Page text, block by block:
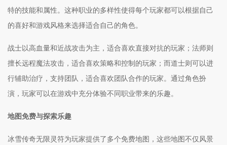
特的技能和属性。这种职业的多样性使得每个玩家都可以根据自己
的喜好和游戏风格来选择适合自己的角色。
战士以高血量和近战攻击为主，适合喜欢直接对抗的玩家；法师则
擅长远程魔法攻击，适合喜欢策略和控制的玩家；而道士则可以进
行辅助治疗，支持团队，适合喜欢团队合作的玩家。通过角色扮
演，玩家可以在游戏中充分体验不同职业带来的乐趣。
地图免费与探索乐趣
冰雪传奇无限灵符为玩家提供了多个免费地图，这些地图不仅风景